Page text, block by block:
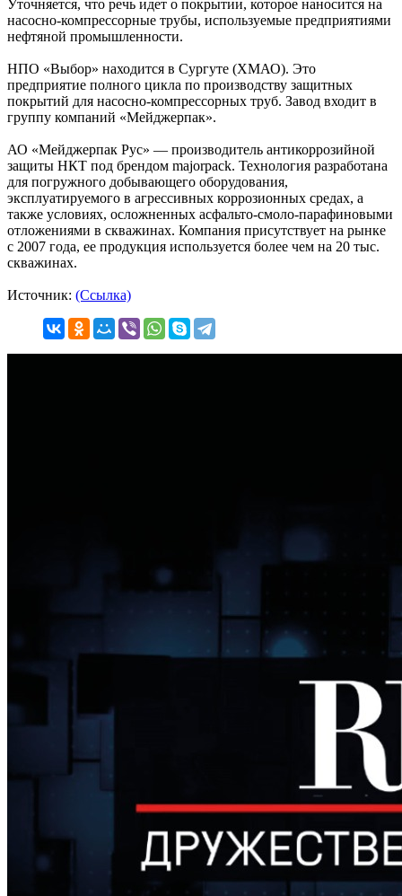
Уточняется, что речь идет о покрытии, которое наносится на
насосно-компрессорные трубы, используемые предприятиями
нефтяной промышленности.
НПО «Выбор» находится в Сургуте (ХМАО). Это
предприятие полного цикла по производству защитных
покрытий для насосно-компрессорных труб. Завод входит в
группу компаний «Мейджерпак».
АО «Мейджерпак Рус» — производитель антикоррозийной
защиты НКТ под брендом majorpack. Технология разработана
для погружного добывающего оборудования,
эксплуатируемого в агрессивных коррозионных средах, а
также условиях, осложненных асфальто-смоло-парафиновыми
отложениями в скважинах. Компания присутствует на рынке
с 2007 года, ее продукция используется более чем на 20 тыс.
скважинах.
Источник: (Ссылка)